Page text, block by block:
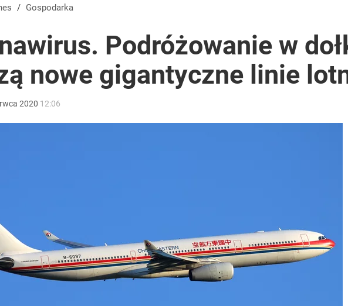
/ Gospodarka
Podróżowanie w
nowe gigantyczne linie
2020 12:06